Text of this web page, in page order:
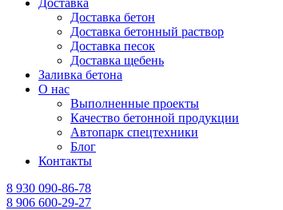
Доставка
Доставка бетон
Доставка бетонный раствор
Доставка песок
Доставка щебень
Заливка бетона
О нас
Выполненные проекты
Качество бетонной продукции
Автопарк спецтехники
Блог
Контакты
8 930 090-86-78
8 906 600-29-27